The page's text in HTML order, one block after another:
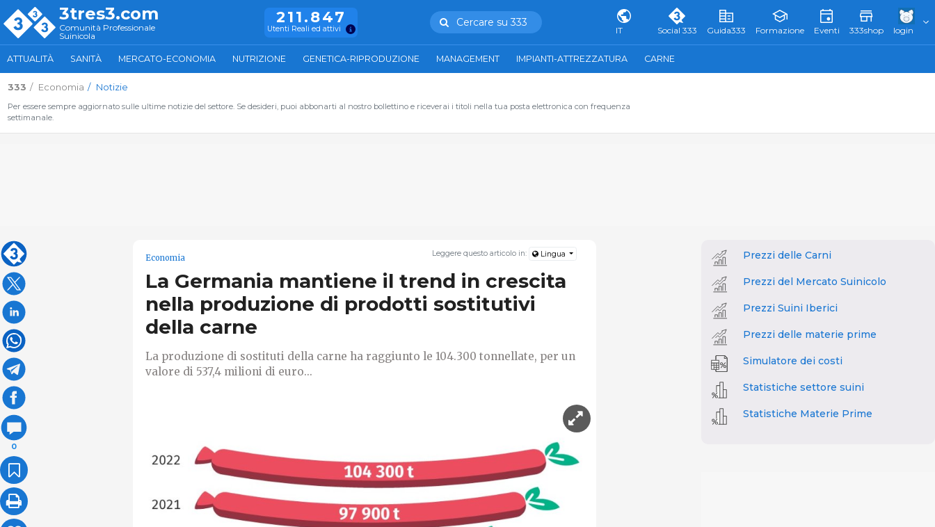
3tres3.com
Comunità Professionale
Suinicola
211.847
Utenti Reali ed attivi
Cercare su 333
IT Social 333 Guida333 Formazione Eventi 333shop login
ATTUALITÀ SANITÀ MERCATO-ECONOMIA NUTRIZIONE GENETICA-RIPRODUZIONE MANAGEMENT IMPIANTI-ATTREZZATURA CARNE
333 Economia Notizie
Per essere sempre aggiornato sulle ultime notizie del settore. Se desideri, puoi abbonarti al nostro bollettino e riceverai i titoli nella tua posta elettronica con frequenza
settimanale.
0
Leggere questo articolo in: Lingua
Economia
La Germania mantiene il trend in crescita
nella produzione di prodotti sostitutivi
della carne
La produzione di sostituti della carne ha raggiunto le 104.300 tonnellate, per un
valore di 537,4 milioni di euro...
Prezzi delle Carni
Prezzi del Mercato Suinicolo
Prezzi Suini Iberici
Prezzi delle materie prime
Simulatore dei costi
Statistiche settore suini
Statistiche Materie Prime